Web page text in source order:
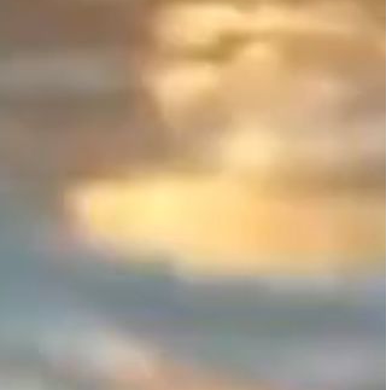
centimètres). C'est ce détail subtil,
entièrement maîtrisé par vous, qui
sort la pièce du "déjà-vu" et signe
une parure résolument signée
couleurs ! Créez votre association
je les publierai avec grand plaisir.